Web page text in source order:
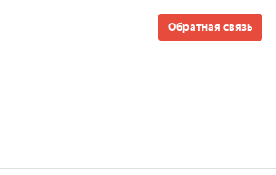
Обратная связь